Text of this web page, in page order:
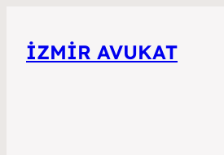
İZMIR AVUKAT